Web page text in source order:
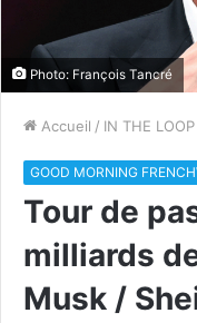
Photo: François Tancré
Accueil / IN THE LOOP
GOOD MORNING
Tour de
milliards
Musk /